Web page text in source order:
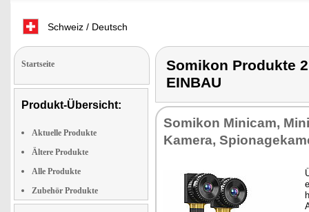
Schweiz / Deutsch
Startseite
Produkt-Übersicht:
Aktuelle Produkte
Ältere Produkte
Alle Produkte
Zubehör Produkte
Somikon Produkte
EINBAU
Somikon Minicam,
Kamera,